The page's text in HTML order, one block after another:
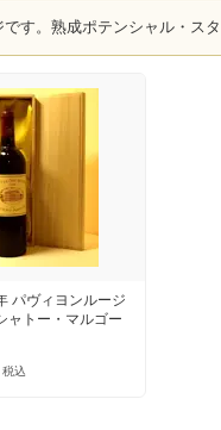
す。熟成ポテンシャル・ス
パヴィヨンルージ
ャトー・マルゴー
税込